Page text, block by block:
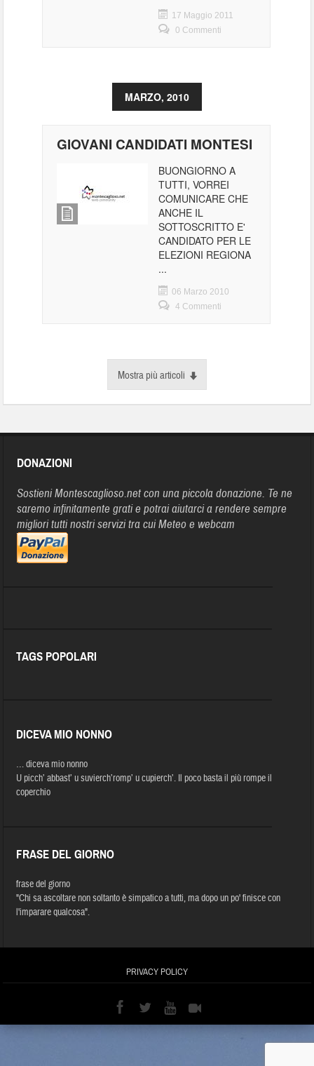
17 Maggio 2011
0 Commenti
MARZO, 2010
GIOVANI CANDIDATI MONTESI
BUONGIORNO A
TUTTI, VORREI
COMUNICARE CHE
ANCHE IL
SOTTOSCRITTO E'
CANDIDATO PER LE
ELEZIONI REGIONA
...
06 Marzo 2010
4 Commenti
Mostra più articoli
DONAZIONI
Sostieni Montescaglioso.net con una piccola donazione. Te ne
saremo infinitamente grati e potrai aiutarci a rendere sempre
migliori tutti nostri servizi tra cui Meteo e webcam
TAGS POPOLARI
DICEVA MIO NONNO
… diceva mio nonno
U picch’ abbast’ u suvierch’romp’ u cupierch’. Il poco basta il più rompe il
coperchio
FRASE DEL GIORNO
frase del giorno
"Chi sa ascoltare non soltanto è simpatico a tutti, ma dopo un po' finisce con
l'imparare qualcosa".
PRIVACY POLICY